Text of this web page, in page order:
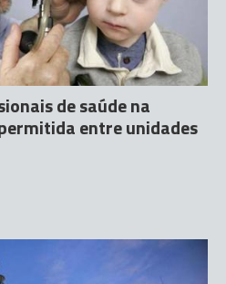
de saúde na
entre unidades